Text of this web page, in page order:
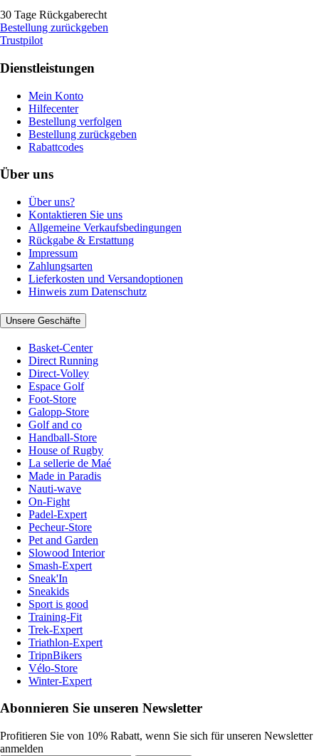
30 Tage Rückgaberecht
Bestellung zurückgeben
Trustpilot
Dienstleistungen
Mein Konto
Hilfecenter
Bestellung verfolgen
Bestellung zurückgeben
Rabattcodes
Über uns
Über uns?
Kontaktieren Sie uns
Allgemeine Verkaufsbedingungen
Rückgabe & Erstattung
Impressum
Zahlungsarten
Lieferkosten und Versandoptionen
Hinweis zum Datenschutz
Unsere Geschäfte
Basket-Center
Direct Running
Direct-Volley
Espace Golf
Foot-Store
Galopp-Store
Golf and co
Handball-Store
House of Rugby
La sellerie de Maé
Made in Paradis
Nauti-wave
On-Fight
Padel-Expert
Pecheur-Store
Pet and Garden
Slowood Interior
Smash-Expert
Sneak'In
Sneakids
Sport is good
Training-Fit
Trek-Expert
Triathlon-Expert
TripnBikers
Vélo-Store
Winter-Expert
Abonnieren Sie unseren Newsletter
Profitieren Sie von 10% Rabatt, wenn Sie sich für unseren Newsletter
anmelden